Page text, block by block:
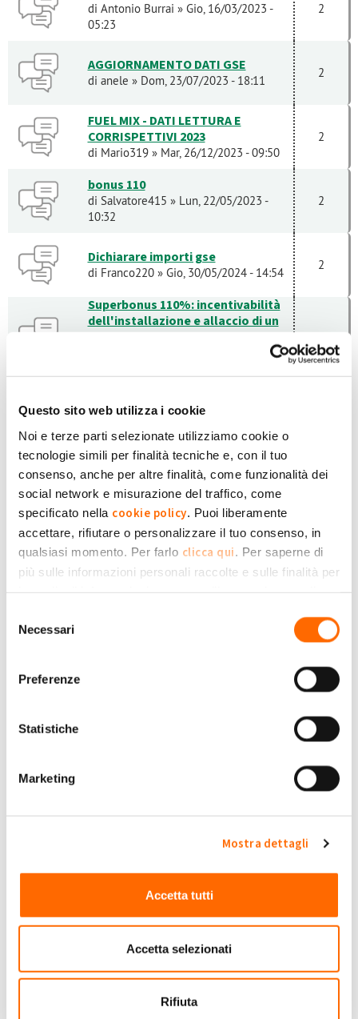
Questo sito web utilizza i cookie
Noi e terze parti selezionate utilizziamo cookie o
tecnologie simili per finalità tecniche e, con il tuo
consenso, anche per altre finalità, come funzionalità dei
social network e misurazione del traffico, come
specificato nella cookie policy . Puoi liberamente
accettare, rifiutare o personalizzare il tuo consenso, in
qualsiasi momento. Per farlo clicca qui . Per saperne di
più sulle informazioni personali raccolte e sulle finalità per
le quali tali informazioni saranno utilizzate, si prega di
delNecessari
Preferenze
Statistiche
Marketing
Mostra dettagli
Accetta tutti
Accetta selezionati
Rifiuta
di Antonio Burrai » Gio, 16/03/2023 -
05:23
2
AGGIORNAMENTO DATI GSE
di anele » Dom, 23/07/2023 - 18:11
2
FUEL MIX - DATI LETTURA E
CORRISPETTIVI 2023
di Mario319» Mar, 26/12/2023 - 09:50
2
bonus 110
di Salvatore415 » Lun, 22/05/2023 -
10:32
2
Dichiarare importi gse
di Franco220» Gio, 30/05/2024 - 14:54
2
Superbonus 110%: incentivabilità
dell'installazione e allaccio di un
nuovo contatore in aggiunta
2
IMMESSA IN CONTO SCAMBIO
diFrancesco Bellino» Mer, 10/05/2017 -
10:35
Guasto inverter e pagamenti
di Ernesto Rossi» Ven, 30/10/2020 -
Aiuto letture
diEmanuele107» Mer, 26/10/2022 -
15:50
3
Differenza pagamenti Ritiro
3
Energia prodotto N\D che significa?
conguaglio conto energia
nieddumario57» Lun, 07/04/2025 -
francesco.maurano» Lun, 29/05/2023
- 15:40
Dichiarazione dei redditi